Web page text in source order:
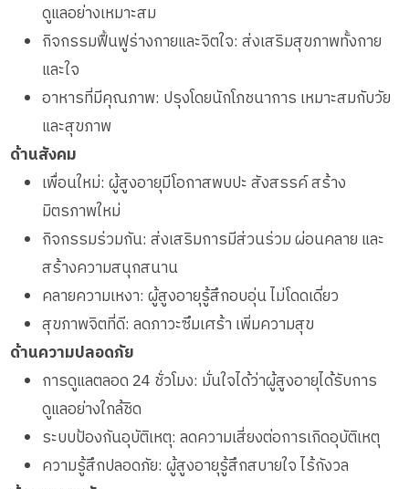
ดูแลอย่างเหมาะสม
กิจกรรมฟื้นฟูร่างกายและจิตใจ: ส่งเสริมสุขภาพทั้งกาย
และใจ
อาหารที่มีคุณภาพ: ปรุงโดยนักโภชนาการ เหมาะสมกับวัย
และสุขภาพ
ด้านสังคม
เพื่อนใหม่: ผู้สูงอายุมีโอกาสพบปะ สังสรรค์ สร้าง
มิตรภาพใหม่
กิจกรรมร่วมกัน: ส่งเสริมการมีส่วนร่วม ผ่อนคลาย และ
สร้างความสนุกสนาน
คลายความเหงา: ผู้สูงอายุรู้สึกอบอุ่น ไม่โดดเดี่ยว
สุขภาพจิตที่ดี: ลดภาวะซึมเศร้า เพิ่มความสุข
ด้านความปลอดภัย
การดูแลตลอด 24 ชั่วโมง: มั่นใจได้ว่าผู้สูงอายุได้รับการ
ดูแลอย่างใกล้ชิด
ระบบป้องกันอุบัติเหตุ: ลดความเสี่ยงต่อการเกิดอุบัติเหตุ
ความรู้สึกปลอดภัย: ผู้สูงอายุรู้สึกสบายใจ ไร้กังวล